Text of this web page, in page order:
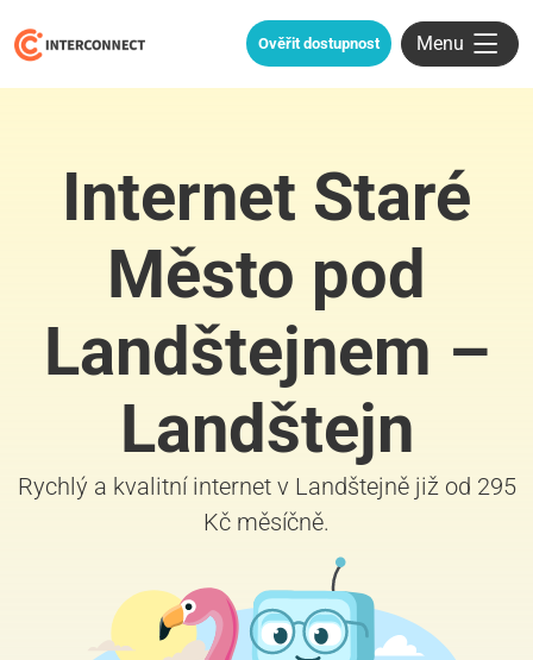
Ověřit dostupnost Menu
Internet Staré
Město pod
Landštejnem –
Landštejn
Rychlý a kvalitní internet v Landštejně již od 295
Kč měsíčně.